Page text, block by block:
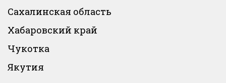
Сахалинская область
Хабаровский край
Чукотка
Якутия